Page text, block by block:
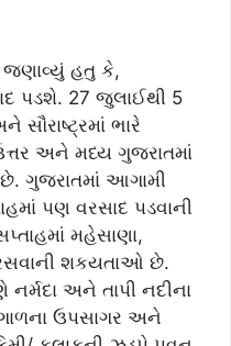
જણાવ્યું હતુ કે,
પડશે. 27 જુલાઈથી 5
ભારે
અને મધ્ય ગુજરાતમાં
ગુજરાતમાં આગામી
પણ વરસાદ પડવાની
મહેસાણા,
શકયતાઓ છે.
નર્મદા અને તાપી નદીના
ઉપસાગર અને